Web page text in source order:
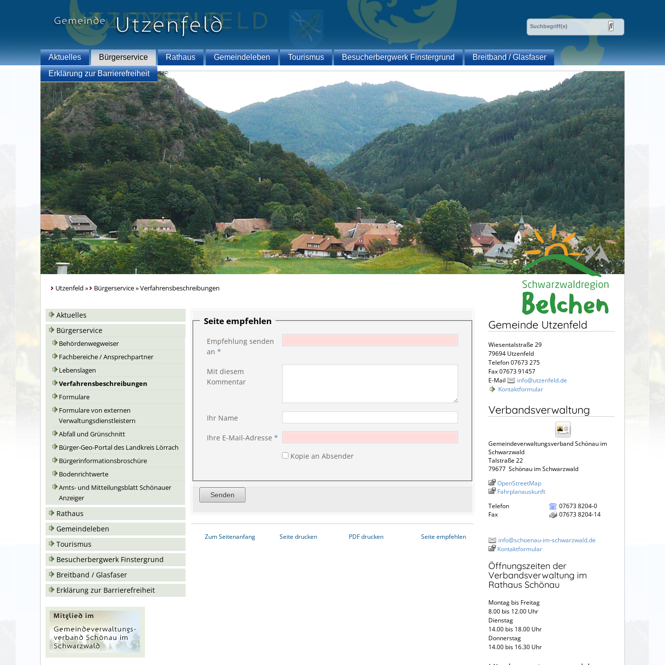
Aktuelles Bürgerservice Rathaus Gemeindeleben Tourismus Besucherbergwerk Finstergrund
Breitband / Glasfaser
Erklärung zur Barrierefreiheit
Utzenfeld » Bürgerservice»Verfahrensbeschreibungen
Aktuelles
Bürgerservice
Behördenwegweiser
Fachbereiche / Ansprechpartner
Lebenslagen
Verfahrensbeschreibungen
Formulare
Formulare von externen
Verwaltungsdienstleistern
Abfall und Grünschnitt
Bürger-Geo-Portal des Landkreis Lörrach
Bürgerinformationsbroschüre
Bodenrichtwerte
Amts- und Mitteilungsblatt Schönauer
Anzeiger
Rathaus
Gemeindeleben
Tourismus
Besucherbergwerk Finstergrund
Breitband / Glasfaser
Erklärung zur Barrierefreiheit
Seite empfehlen
Empfehlung senden
an *
Mit diesem
Kommentar
Ihr Name
Ihre E-Mail-Adresse *
Kopie an Absender
Zum Seitenanfang Seite drucken PDF drucken Seite empfehlen
Gemeinde Utzenfeld
Wiesentalstraße 29
79694 Utzenfeld
Telefon 07673 275
Fax 07673 91457
E-Mail
info@utzenfeld.de
Kontaktformular
Verbandsverwaltung
Gemeindeverwaltungsverband Schönau im
Schwarzwald
Talstraße 22
79677 Schönau im Schwarzwald
OpenStreetMap
Fahrplanauskunft
Telefon
07673 8204-0
Fax
07673 8204-14
info@schoenau-im-schwarzwald.de
Kontaktformular
Öffnungszeiten der
Verbandsverwaltung im
Rathaus Schönau
Montag bis Freitag
8.00 bis 12.00 Uhr
Dienstag
14.00 bis 18.00 Uhr
Donnerstag
14.00 bis 16.30 Uhr